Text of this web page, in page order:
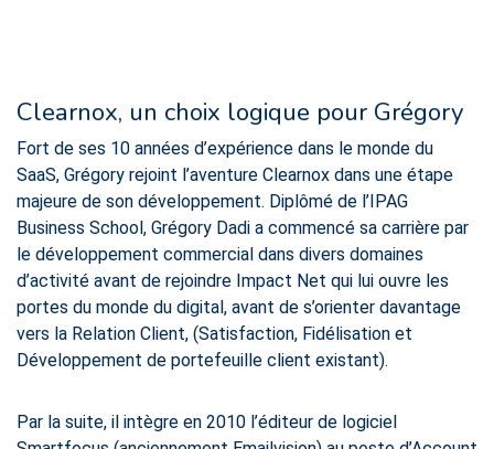
Clearnox, un choix logique pour Grégory
Fort de ses 10 années d’expérience dans le monde du
SaaS, Grégory rejoint l’aventure Clearnox dans une étape
majeure de son développement. Diplômé de l’IPAG
Business School, Grégory Dadi a commencé sa carrière par
le développement commercial dans divers domaines
d’activité avant de rejoindre Impact Net qui lui ouvre les
portes du monde du digital, avant de s’orienter davantage
vers la Relation Client, (Satisfaction, Fidélisation et
Développement de portefeuille client existant).
Par la suite, il intègre en 2010 l’éditeur de logiciel